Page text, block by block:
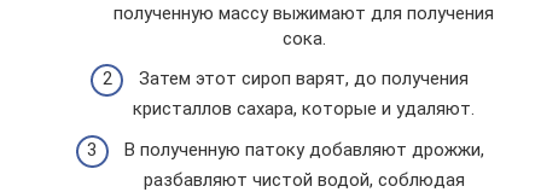
полученную массу выжимают для получения
сока.
Затем этот сироп варят, до получения
кристаллов сахара, которые и удаляют.
В полученную патоку добавляют дрожжи,
разбавляют чистой водой, соблюдая